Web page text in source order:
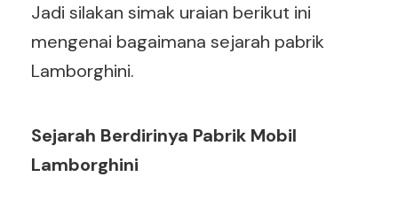
Jadi silakan simak uraian berikut ini
mengenai bagaimana sejarah pabrik
Lamborghini.
Sejarah Berdirinya Pabrik Mobil
Lamborghini